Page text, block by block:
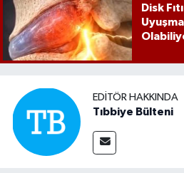
Disk
EDITÖR HAKKINDA
Tıbbiye Bülteni